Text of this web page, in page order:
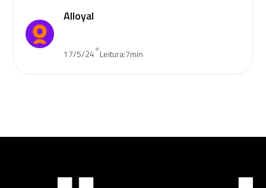
Alloyal
17/5/24•Leitura:7min